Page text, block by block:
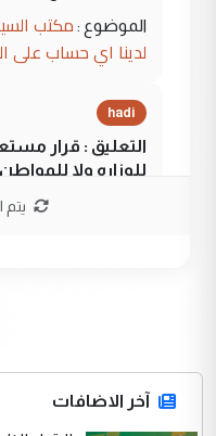
الموضوع : مكتب
لدينا اي حساب على
hadi
التعليق : قرار
للوزاره ولا
جنسية الرافد
ابا فرات ...
يتم
آخر الاضافات